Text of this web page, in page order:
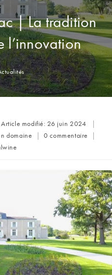
| La tradition
l’innovation
Article modifié: 26 juin 2024
domaine
Commentaires
0 commentaire
autrice